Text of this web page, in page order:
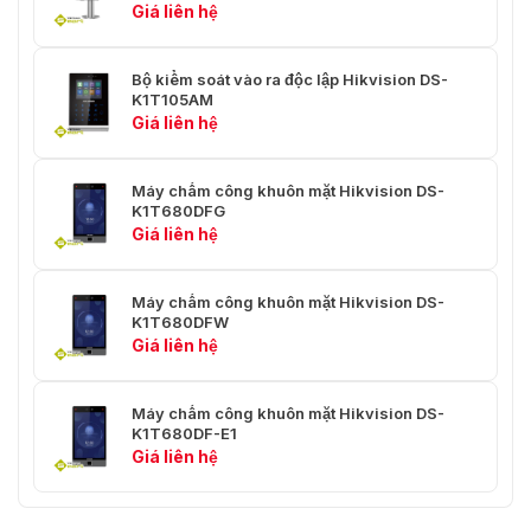
Ứng dụng mô-đun nhận dạng khuôn mặt cho cổng xoay DS-
K5671-ZV tại nhà máy sản xuất linh kiện điện tử
Ngoài ra, chúng tôi còn có chính sách bảo hành và đổi
sản phẩm nếu gặp lỗi do nhà sản xuất.
Hotline: 0936.611.372 (8h-18h kể cả T7,CN)
Địa chỉ HN: số 4, ngõ 173 Trung Kính, Yên Hòa, Cầu
Giấy, Hà Nội
Giá liên hệ
Bộ kiểm soát vào ra độc lập Hikvision DS-
K1T105AM
Giá liên hệ
Máy chấm công khuôn mặt Hikvision DS-
K1T680DFG
Giá liên hệ
Máy chấm công khuôn mặt Hikvision DS-
K1T680DFW
Giá liên hệ
Máy chấm công khuôn mặt Hikvision DS-
K1T680DF-E1
Giá liên hệ